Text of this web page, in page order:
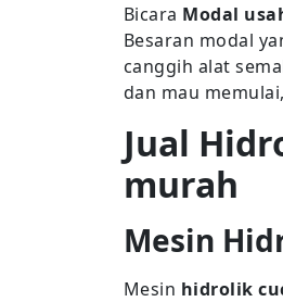
Bicara Modal
Besaran modal
canggih alat
dan mau
Jual
murah
Mesin
Mesin hidrolik